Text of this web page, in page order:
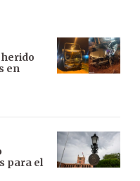
en
para el